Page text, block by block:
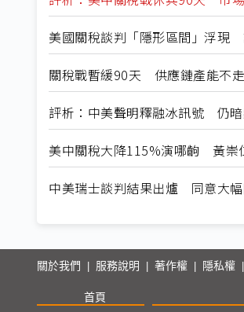
美國關稅談判「隱形區間」浮現
關稅戰暫緩90天 供應鏈產能不
評析：中美聲明釋融冰訊號 仍
美中關稅大降115%演哪齣 黃崇
中美瑞士談判結果出爐 同意大
關於我們 服務說明 著作權 隱私權
首頁